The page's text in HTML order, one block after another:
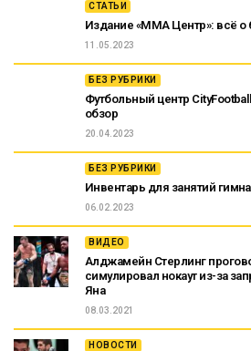
СТАТЬИ
Издание «ММА Центр»: всё о
11.05.2023
БЕЗ РУБРИКИ
Футбольный центр
обзор
20.04.2023
БЕЗ РУБРИКИ
Инвентарь для занятий
06.02.2023
ВИДЕО
Алджамейн Стерлинг
симулировал нокаут из-за
Яна
08.03.2021
НОВОСТИ